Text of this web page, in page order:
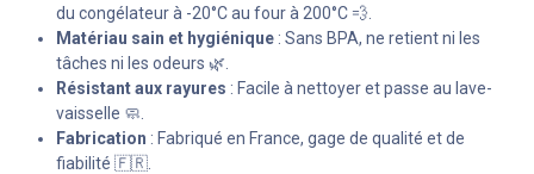
du congélateur à -20°C au four à 200°C 💨.
Matériau sain et hygiénique : Sans BPA, ne retient ni les
tâches ni les odeurs 🌿.
Résistant aux rayures : Facile à nettoyer et passe au lave-
vaisselle 🧼.
Fabrication : Fabriqué en France, gage de qualité et de
fiabilité 🇫🇷.